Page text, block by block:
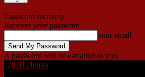
Password recovery
Recover your password
your email
A password will be e-mailed to you.
ДСП Ленка